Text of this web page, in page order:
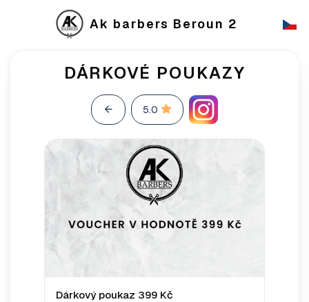
Ak barbers Beroun 2
DÁRKOVÉ POUKAZY
5.0
Dárkový poukaz 399 Kč